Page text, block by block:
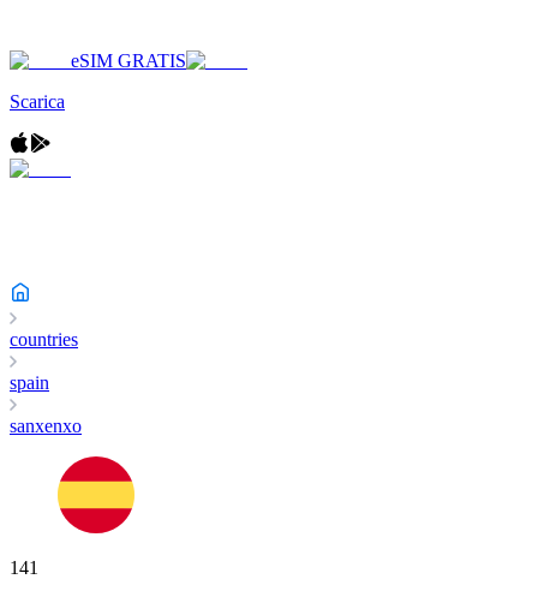
eSIM GRATIS
Scarica
countries
spain
sanxenxo
141